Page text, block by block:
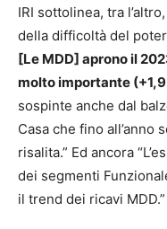
IRI sottolinea, tra
della difficoltà del
[Le MDD] aprono il
molto importante
sospinte anche dal
Casa che fino all’anno
risalita.” Ed ancora
dei segmenti
il trend dei ricavi MDD.”